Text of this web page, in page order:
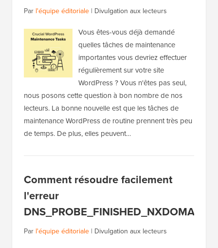
Par l'équipe éditoriale | Divulgation aux lecteurs
Vous êtes-vous déjà demandé
quelles tâches de maintenance
importantes vous devriez effectuer
régulièrement sur votre site
WordPress ? Vous n'êtes pas seul,
nous posons cette question à bon nombre de nos
lecteurs. La bonne nouvelle est que les tâches de
maintenance WordPress de routine prennent très peu
de temps. De plus, elles peuvent…
Comment résoudre facilement
l'erreur
DNS_PROBE_FINISHED_NXDOMAIN
Par l'équipe éditoriale | Divulgation aux lecteurs